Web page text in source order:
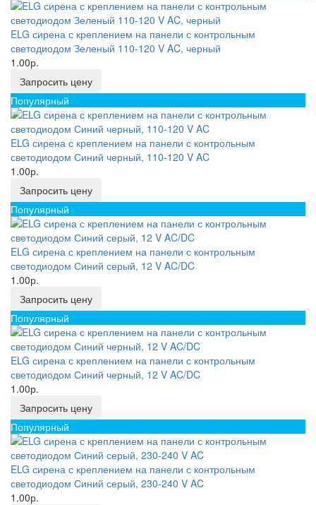
ELG сирена с креплением на панели с контрольным
светодиодом Зеленый 110-120 V AC, черный
1.00р.
Запросить цену
Популярный
ELG сирена с креплением на панели с контрольным
светодиодом Синий черный, 110-120 V AC
1.00р.
Запросить цену
Популярный
ELG сирена с креплением на панели с контрольным
светодиодом Синий серый, 12 V AC/DC
1.00р.
Запросить цену
Популярный
ELG сирена с креплением на панели с контрольным
светодиодом Синий черный, 12 V AC/DC
1.00р.
Запросить цену
Популярный
ELG сирена с креплением на панели с контрольным
светодиодом Синий серый, 230-240 V AC
1.00р.